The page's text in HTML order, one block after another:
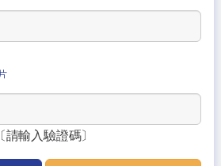
〔請輸入驗證碼〕